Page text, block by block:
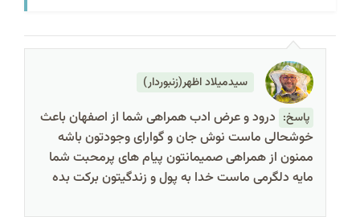
سیدمیلاد اظهر(زنبوردار)
پاسخ: درود و عرض ادب همراهی شما از اصفهان باعث
خوشحالی ماست نوش جان و گوارای وجودتون باشه
ممنون از همراهی صمیمانتون پیام های پرمحبت شما
مایه دلگرمی ماست خدا به پول و زندگیتون برکت بده